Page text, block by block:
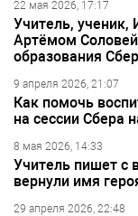
22 мая 2026, 17:17
Учитель, ученик,
Артёмом
образования
9 апреля 2026, 21:07
Как помочь
на сессии
8 мая 2026, 14:33
Учитель пишет с
вернули имя
29 апреля 2026, 22:48